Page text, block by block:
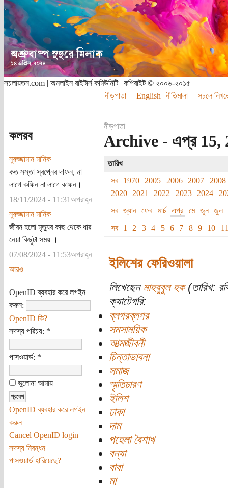
সচলায়তন.com | অনলাইন রাইটার্স কমিউনিটি | কপিরাইট © ২০০৬-২০১৫
নীড়পাতা
English নীতিমালা সচলে
কলরব
নুরুজ্জামান মানিক
কত সস্তা স্বপ্নের দাফন, না
লাগে কফিন না লাগে কাফন।
18/11/2024 - 11:31অপরাহ্ন
নুরুজ্জামান মানিক
জীবন হলো মৃত্যুর কাছ থেকে ধার
নেয়া কিছুটা সময় ।
07/08/2024 - 11:53অপরাহ্ন
আরও
OpenID ব্যবহার করে লগইন
করুন:
OpenID কি?
সদস্য পরিচয়: *
পাসওয়ার্ড: *
ভুলোনা আমায়
OpenID ব্যবহার করে লগইন
করুন
Cancel OpenID login
সদস্য নিবন্ধন
পাসওয়ার্ড হারিয়েছে?
নীড়পাতা
Archive - এপ্র 15,
তারিখ
সব
1970 2005 2006 2007
2008
2020
2021 2022 2023 2024
সব
জ্যান ফেব মার্চ এপ্র মে জুন
জুল
সব
1 2 3 4 5 6 7 8 9 10
ইলিশের ফেরিওয়ালা
লিখেছেন মাহবুবুল হক(তারিখ:
ক্যাটেগরি:
ব্লগরব্লগর
সমসাময়িক
আত্মজীবনী
চিন্তাভাবনা
সমাজ
স্মৃতিচারণ
ইলিশ
ঢাকা
দাম
পহেলা বৈশাখ
বন্যা
বাবা
মা